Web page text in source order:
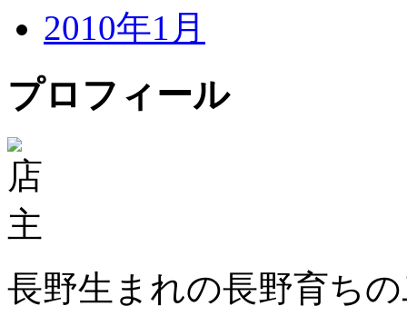
2010年1月
プロフィール
長野生まれの長野育ち